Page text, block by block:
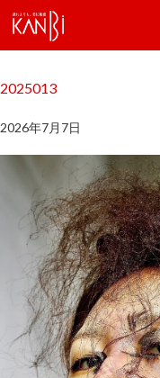
関西美容専門学校
2025013
2026年7月7日